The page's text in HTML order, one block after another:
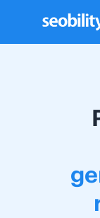
content